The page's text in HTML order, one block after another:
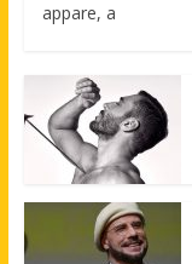
appare, a